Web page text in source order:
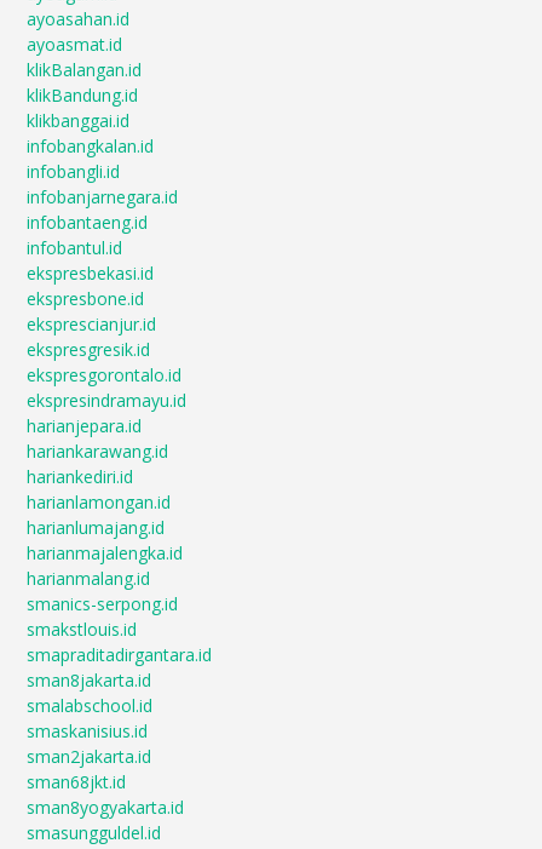
ayoasahan.id
ayoasmat.id
klikBalangan.id
klikBandung.id
klikbanggai.id
infobangkalan.id
infobangli.id
infobanjarnegara.id
infobantaeng.id
infobantul.id
ekspresbekasi.id
ekspresbone.id
eksprescianjur.id
ekspresgresik.id
ekspresgorontalo.id
ekspresindramayu.id
harianjepara.id
hariankarawang.id
hariankediri.id
harianlamongan.id
harianlumajang.id
harianmajalengka.id
harianmalang.id
smanics-serpong.id
smakstlouis.id
smapraditadirgantara.id
sman8jakarta.id
smalabschool.id
smaskanisius.id
sman2jakarta.id
sman68jkt.id
sman8yogyakarta.id
smasungguldel.id